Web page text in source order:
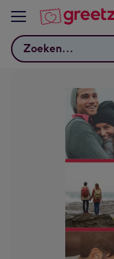
Bekijk meer
Zoeken